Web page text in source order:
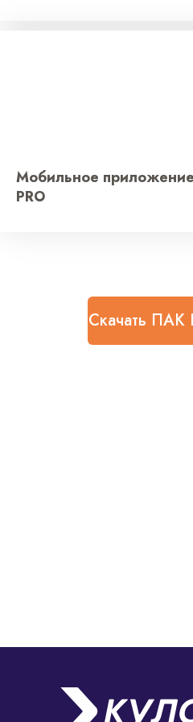
Мобильное
PRO
Скачать ПАК